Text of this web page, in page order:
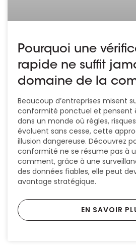
Pourquoi une
rapide ne suffit
domaine de la
Beaucoup d’entreprises misent
conformité ponctuel et pensent
dans un monde où règles,
évoluent sans cesse, cette
illusion dangereuse. Découvrez
conformité ne se résume pas à
comment, grâce à une
des données fiables, elle peut
avantage stratégique.
EN SAVOIR